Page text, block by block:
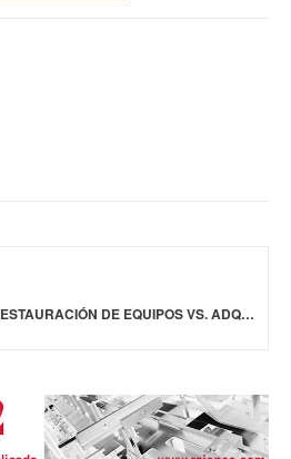
¿VALE LA PENA LA RESTAURACIÓN DE EQUIPOS VS. ADQUIRIR EQUIPOS NUEVOS?